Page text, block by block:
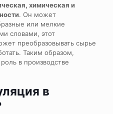
химическая и
. Он может
или мелкие
словами, этот
преобразовывать сырье
Таким образом,
в производстве
в